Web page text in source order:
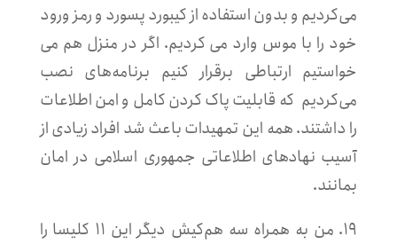
می‌کردیم و بدون استفاده از کیبورد پسورد و رمز ورود
خود را با موس وارد می کردیم. اگر در منزل هم می
خواستیم ارتباطی برقرار کنیم برنامه‌های نصب
می‌کردیم که قابلیت پاک کردن کامل و امن اطلاعات
را داشتند. همه این تمهیدات باعث شد افراد زیادی از
آسیب نهادهای اطلاعاتی جمهوری اسلامی در امان
بمانند.
۱۹. من به همراه سه هم‌کیش دیگر این ۱۱ کلیسا را